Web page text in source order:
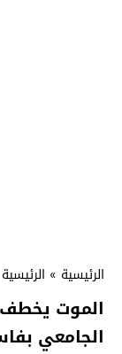
الرئيسية » الرئيسية
الموت
الجامعي